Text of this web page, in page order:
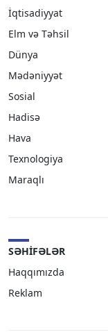
İqtisadiyyat
Elm və Təhsil
Dünya
Mədəniyyət
Sosial
Hadisə
Hava
Texnologiya
Maraqlı
SƏHIFƏLƏR
Haqqımızda
Reklam